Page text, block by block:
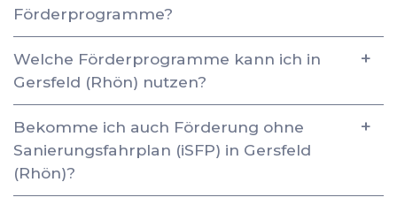
Förderprogramme?
Welche Förderprogramme kann ich in
Gersfeld (Rhön) nutzen?
Bekomme ich auch Förderung ohne
Sanierungsfahrplan (iSFP) in Gersfeld
(Rhön)?